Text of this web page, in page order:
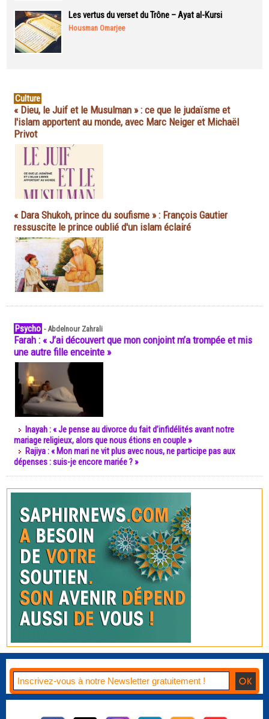
Les vertus du verset du Trône – Ayat al-Kursi
Housman Omarjee
Culture
« Dieu, le Juif et le Musulman » : ce que le judaïsme et
l'islam apportent au monde, avec Marc Neiger et Michaël
Privot
« Dara Shukoh, prince du soufisme » : François Gautier
ressuscite le prince oublié d'un islam éclairé
Psycho -Abdelnour Zahrali
Farah : « J’ai découvert que mon conjoint m’a trompée et mis
une autre fille enceinte »
Inayah : « Je pense au divorce du fait d’infidélités avant notre
mariage religieux, alors que nous étions en couple »
Rajiya : « Mon mari ne vit plus avec nous, ne participe pas aux
dépenses : suis-je encore mariée ? »